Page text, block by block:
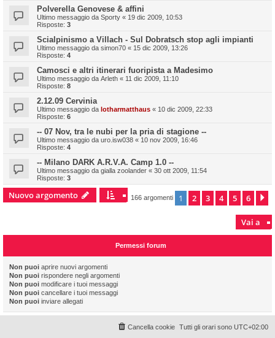
Polverella Genovese & affini
Ultimo messaggio da Sporty « 19 dic 2009, 10:53
Risposte: 3
Scialpinismo a Villach - Sul Dobratsch stop agli impianti
Ultimo messaggio da simon70 « 15 dic 2009, 13:26
Risposte: 4
Camosci e altri itinerari fuoripista a Madesimo
Ultimo messaggio da Arleth « 11 dic 2009, 11:10
Risposte: 8
2.12.09 Cervinia
Ultimo messaggio da lotharmatthaus « 10 dic 2009, 22:33
Risposte: 6
-- 07 Nov, tra le nubi per la pria di stagione --
Ultimo messaggio da uro.isw038 « 10 nov 2009, 16:46
Risposte: 4
-- Milano DARK A.R.V.A. Camp 1.0 --
Ultimo messaggio da gialla zoolander « 30 ott 2009, 11:54
Risposte: 3
Nuovo argomento 166 argomenti 1 2 3 4 5 6
Vai a
Permessi forum
Non puoi aprire nuovi argomenti
Non puoi rispondere negli argomenti
Non puoi modificare i tuoi messaggi
Non puoi cancellare i tuoi messaggi
Non puoi inviare allegati
Tutti gli orari sono UTC+02:00
Cancella cookie